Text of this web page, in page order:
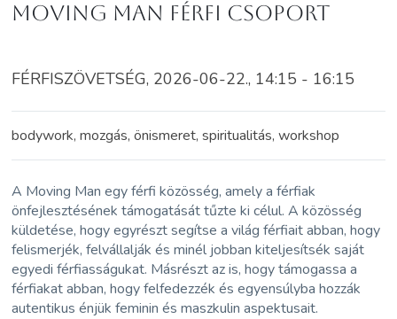
Moving Man férfi csoport
FÉRFISZÖVETSÉG, 2026-06-22., 14:15 - 16:15
bodywork, mozgás, önismeret, spiritualitás, workshop
A Moving Man egy férfi közösség, amely a férfiak
önfejlesztésének támogatását tűzte ki célul. A közösség
küldetése, hogy egyrészt segítse a világ férfiait abban, hogy
felismerjék, felvállalják és minél jobban kiteljesítsék saját
egyedi férfiasságukat. Másrészt az is, hogy támogassa a
férfiakat abban, hogy felfedezzék és egyensúlyba hozzák
autentikus énjük feminin és maszkulin aspektusait.